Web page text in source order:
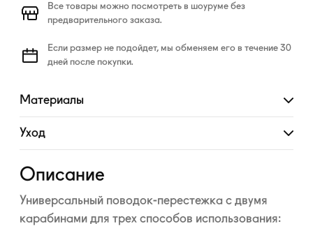
Все товары можно посмотреть в шоуруме без
предварительного заказа.
Если размер не подойдет, мы обменяем его в течение 30
дней после покупки.
Материалы
Развернуть
Уход
Развернуть
Описание
Универсальный поводок-перестежка с двумя
карабинами для трех способов использования: